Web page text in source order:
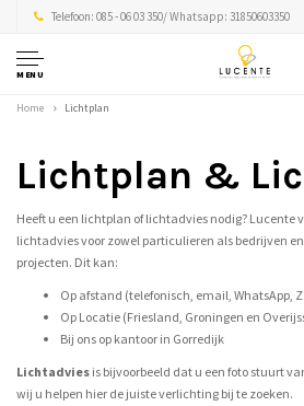
Telefoon: 085 - 06 03 350/ Whatsapp: 31850603350
MENU
Home Lichtplan
Lichtplan &
Heeft u een lichtplan of lichtadvies nodig? Lucente
lichtadvies voor zowel particulieren als bedrijven
projecten. Dit kan:
Op afstand (telefonisch, email, WhatsApp,
Op Locatie (Friesland, Groningen en
Bij ons op kantoor in Gorredijk
Lichtadvies is bijvoorbeeld dat u een foto stuurt
wij u helpen hier de juiste verlichting bij te zoeken.